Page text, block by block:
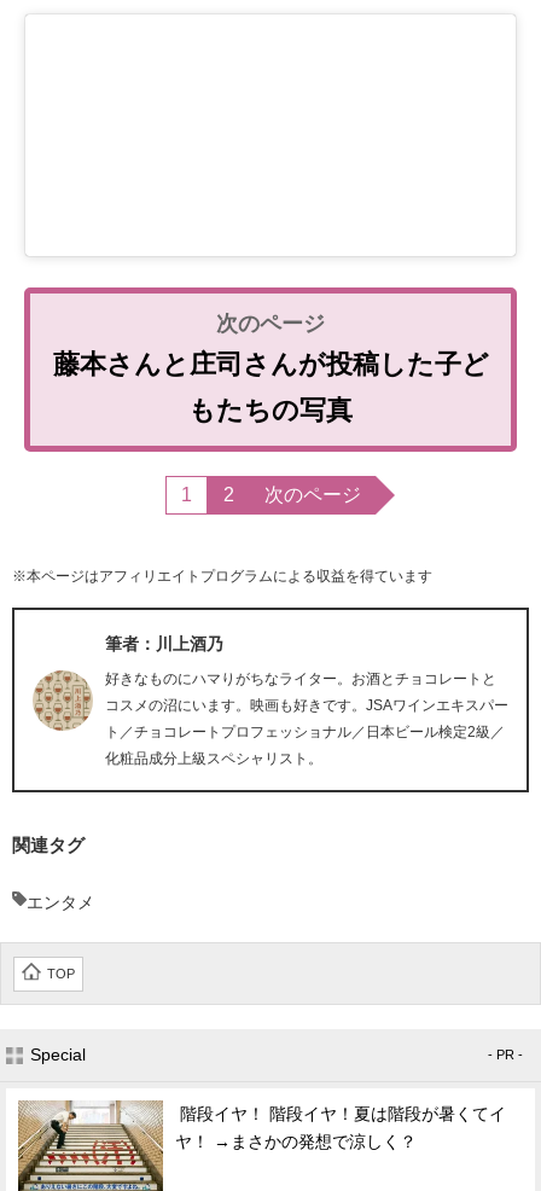
藤本さんと庄司さんが投稿した子ど
もたちの写真
1 2 次のページ
※本ページはアフィリエイトプログラムによる収益を得ています
筆者：川上酒乃
好きなものにハマりがちなライター。お酒とチョコレートと
コスメの沼にいます。映画も好きです。JSAワインエキスパー
ト／チョコレートプロフェッショナル／日本ビール検定2級／
化粧品成分上級スペシャリスト。
関連タグ
エンタメ
TOP
Special - PR -
階段イヤ！ 階段イヤ！夏は階段が暑くてイ
ヤ！ →まさかの発想で涼しく？